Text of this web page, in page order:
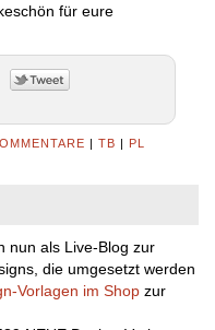
für eure
TB PL
nun als Live-Blog zur
die umgesetzt werden
Vorlagen im Shop zur